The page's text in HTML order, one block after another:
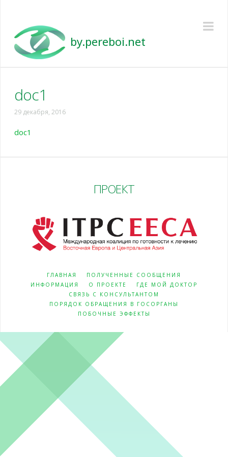
Pereboi
doc1
29 декабря, 2016
doc1
ПРОЕКТ
ГЛАВНАЯ
ПОЛУЧЕННЫЕ СООБЩЕНИЯ
ИНФОРМАЦИЯ
О ПРОЕКТЕ
ГДЕ МОЙ ДОКТОР
СВЯЗЬ С КОНСУЛЬТАНТОМ
ПОРЯДОК ОБРАЩЕНИЯ В ГОСОРГАНЫ
ПОБОЧНЫЕ ЭФФЕКТЫ